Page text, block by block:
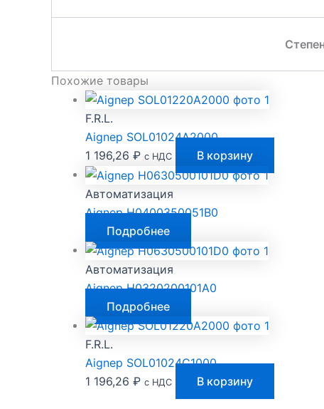
Похожие товары
F.R.L.
Aignep SOL01024A2000
1 196,26 ₽ с НДС В корзину
Автоматизация
Aignep H0400350051B0
Подробнее
Автоматизация
Aignep H0320200101A0
Подробнее
F.R.L.
Aignep SOL01024C1000
1 196,26 ₽ с НДС В корзину